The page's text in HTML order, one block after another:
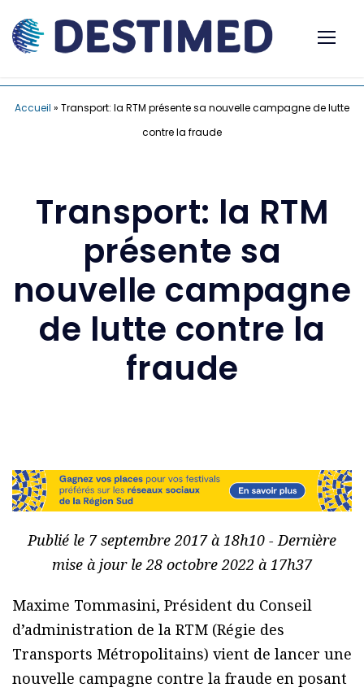
Accueil » Transport: la RTM présente sa nouvelle campagne de lutte
contre la fraude
Transport: la RTM
présente sa
nouvelle campagne
de lutte contre la
fraude
Publié le 7 septembre 2017 à 18h10 - Dernière
mise à jour le 28 octobre 2022 à 17h37
Maxime Tommasini, Président du Conseil
d’administration de la RTM (Régie des
Transports Métropolitains) vient de lancer une
nouvelle campagne contre la fraude en posant